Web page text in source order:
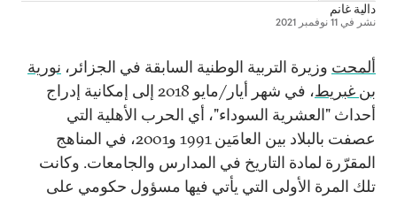
دالية غانم
نشر في 11 نوفمبر 2021
ألمحت وزيرة التربية الوطنية السابقة في الجزائر، نورية
بن غبريط، في شهر أيار/مايو 2018 إلى إمكانية إدراج
أحداث "العشرية السوداء"، أي الحرب الأهلية التي
عصفت بالبلاد بين العامَين1991 و2001، في المناهج
المقرّرة لمادة التاريخ في المدارس والجامعات. وكانت
تلك المرة الأولى التي يأتي فيها مسؤول حكومي على